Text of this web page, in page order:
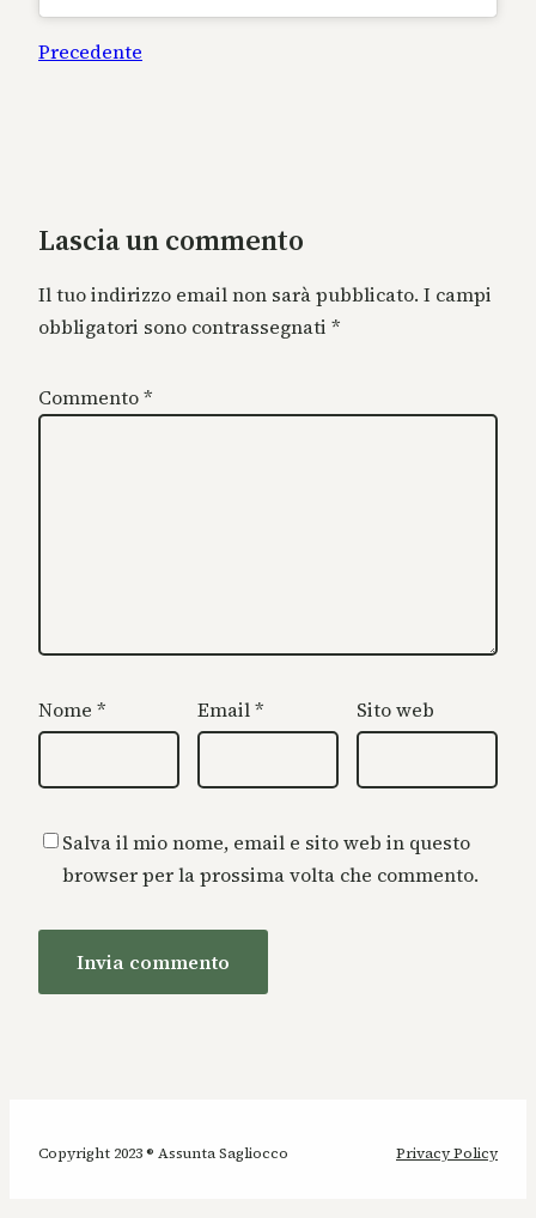
Precedente
Lascia un commento
Il tuo indirizzo email non sarà pubblicato. I campi
obbligatori sono contrassegnati *
Commento*
Nome * Email* Sito web
Salva il mio nome, email e sito web in questo
browser per la prossima volta che commento.
Copyright 2023 ® Assunta Sagliocco Privacy Policy